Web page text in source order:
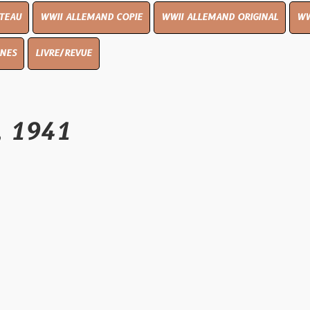
ALLEMAND COPIE WWII ALLEMAND ORIGINAL WWII UK